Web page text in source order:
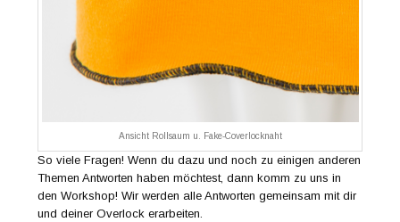
Ansicht Rollsaum u. Fake-Coverlocknaht
So viele Fragen! Wenn du dazu und noch zu einigen anderen
Themen Antworten haben möchtest, dann komm zu uns in
den Workshop! Wir werden alle Antworten gemeinsam mit dir
und deiner Overlock erarbeiten.